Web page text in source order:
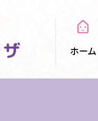
ホーム